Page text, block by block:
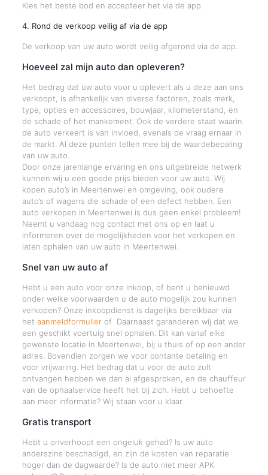
Kies het beste bod en accepteer het via de app.
4. Rond de verkoop veilig af via de app
De verkoop van uw auto wordt veilig afgerond via de app.
Hoeveel zal mijn auto dan opleveren?
Het bedrag dat uw auto voor u oplevert als u deze aan ons
verkoopt, is afhankelijk van diverse factoren, zoals merk,
type, opties en accessoires, bouwjaar, kilometerstand, en
de schade of het mankement. Ook de verdere staat waarin
de auto verkeert is van invloed, evenals de vraag ernaar in
de markt. Al deze punten tellen mee bij de waardebepaling
van uw auto.
Door onze jarenlange ervaring en ons uitgebreide netwerk
kunnen wij u een goede prijs bieden voor uw auto. Wij
kopen auto’s in Meertenwei en omgeving, ook oudere
auto’s of wagens die schade of een defect hebben. Een
auto verkopen in Meertenwei is dus geen enkel probleem!
Neemt u vandaag nog contact met ons op en laat u
informeren over de mogelijkheden voor het verkopen en
laten ophalen van uw auto in Meertenwei.
Snel van uw auto af
Hebt u een auto voor onze inkoop, of bent u benieuwd
onder welke voorwaarden u de auto mogelijk zou kunnen
verkopen? Onze inkoopdienst is dagelijks bereikbaar via
het aanmeldformulierof Daarnaast garanderen wij dat we
een geschikt voertuig snel ophalen. Dit kan vanaf elke
gewenste locatie in Meertenwei, bij u thuis of op een ander
adres. Bovendien zorgen we voor contante betaling en
voor vrijwaring. Het bedrag dat u voor de auto zult
ontvangen hebben we dan al afgesproken, en de chauffeur
van de ophaalservice heeft het bij zich. Hebt u behoefte
aan meer informatie? Wij staan voor u klaar.
Gratis transport
Hebt u onverhoopt een ongeluk gehad? Is uw auto
anderszins beschadigd, en zijn de kosten van reparatie
hoger dan de dagwaarde? Is de auto niet meer APK